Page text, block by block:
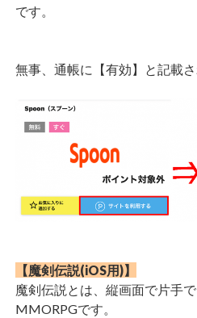
です。
無事、通帳に【有効】と記載
【魔剣伝説(iOS用)】
魔剣伝説とは、縦画面で片手
MMORPGです。